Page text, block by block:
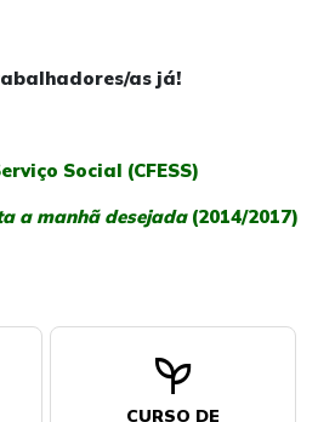
as já!
Social (CFESS)
a manhã desejada(2014/2017)
psychiatry
CURSO DE